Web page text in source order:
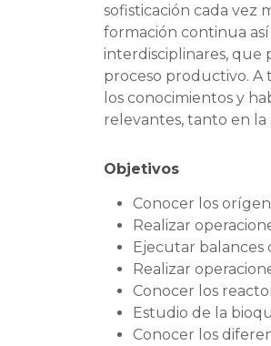
sofisticación cada vez
formación continua
interdisciplinares, que
proceso productivo. A
los conocimientos y
relevantes, tanto en
Objetivos
Conocer los
Realizar
Ejecutar balances
Realizar
Conocer los
Estudio de la
Conocer los